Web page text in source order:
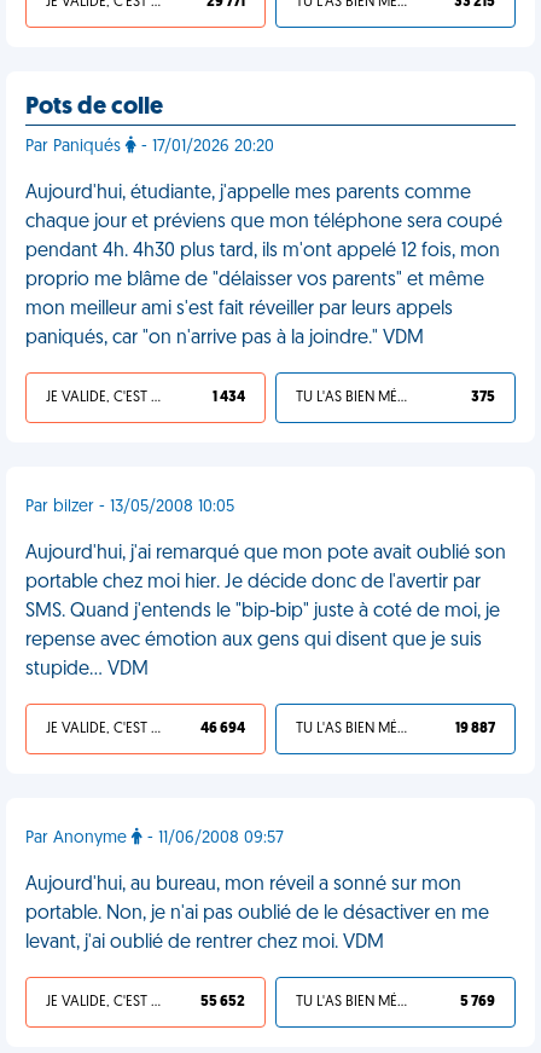
Pots de colle
Par Paniqués - 17/01/2026 20:20
Aujourd'hui, étudiante, j'appelle mes parents comme
chaque jour et préviens que mon téléphone sera coupé
pendant 4h. 4h30 plus tard, ils m'ont appelé 12 fois, mon
proprio me blâme de "délaisser vos parents" et même
mon meilleur ami s'est fait réveiller par leurs appels
paniqués, car "on n'arrive pas à la joindre." VDM
JE VALIDE, C'EST UNE VDM 1 434 TU L'AS BIEN MÉRITÉ 375
Par bilzer - 13/05/2008 10:05
Aujourd'hui, j'ai remarqué que mon pote avait oublié son
portable chez moi hier. Je décide donc de l'avertir par
SMS. Quand j'entends le "bip-bip" juste à coté de moi, je
repense avec émotion aux gens qui disent que je suis
stupide... VDM
JE VALIDE, C'EST UNE VDM 46 694 TU L'AS BIEN MÉRITÉ 19 887
Par Anonyme - 11/06/2008 09:57
Aujourd'hui, au bureau, mon réveil a sonné sur mon
portable. Non, je n'ai pas oublié de le désactiver en me
levant, j'ai oublié de rentrer chez moi. VDM
JE VALIDE, C'EST UNE VDM 55 652 TU L'AS BIEN MÉRITÉ 5 769